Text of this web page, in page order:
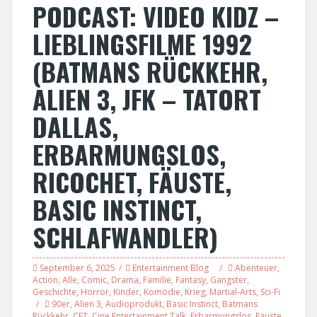
PODCAST: VIDEO KIDZ –
LIEBLINGSFILME 1992
(BATMANS RÜCKKEHR,
ALIEN 3, JFK – TATORT
DALLAS,
ERBARMUNGSLOS,
RICOCHET, FÄUSTE,
BASIC INSTINCT,
SCHLAFWANDLER)
September 6, 2025 Entertainment Blog Abenteuer,
Action, Alle, Comic, Drama, Familie, Fantasy, Gangster,
Geschichte, Horror, Kinder, Komödie, Krieg, Martial-Arts, Sci-Fi
90er, Alien 3, Audioprodukt, Basic Instinct, Batmans